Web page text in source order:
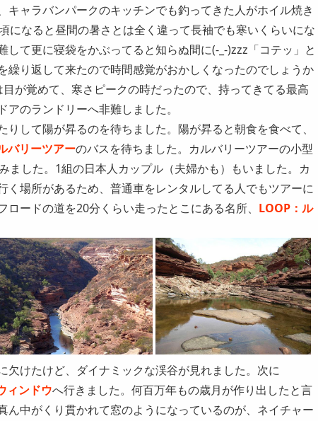
キャラバンパークのキッチンでも釣ってきた人がホイル焼き
になると昼間の暑さとは全く違って長袖でも寒いくらいにな
して更に寝袋をかぶってると知らぬ間に(-_-)zzz「コテッ」と
繰り返して来たので時間感覚がおかしくなったのでしょうか
が覚めて、寒さピークの時だったので、持ってきてる最高
のランドリーへ非難しました。
して陽が昇るのを待ちました。陽が昇ると朝食を食べて、
バリーツアーのバスを待ちました。カルバリーツアーの小型
ました。1組の日本人カップル（夫婦かも）もいました。カ
く場所があるため、普通車をレンタルしてる人でもツアーに
ードの道を20分くらい走ったとこにある名所、 LOOP：ル
欠けたけど、ダイナミックな渓谷が見れました。次に
ィンドウへ行きました。何百万年もの歳月が作り出したと言
ん中がくり貫かれて窓のようになっているのが、ネイチャー